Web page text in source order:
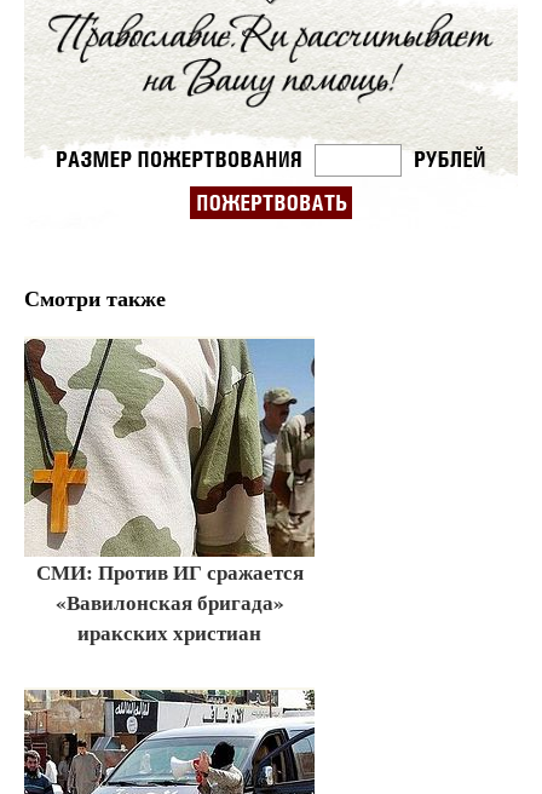
Смотри также
СМИ: Против ИГ сражается
«Вавилонская бригада»
иракских христиан